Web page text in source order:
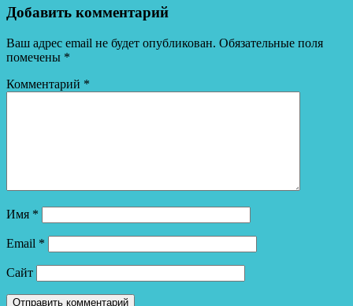
Добавить комментарий
Ваш адрес email не будет опубликован. Обязательные поля
помечены *
Комментарий *
Имя *
Email *
Сайт